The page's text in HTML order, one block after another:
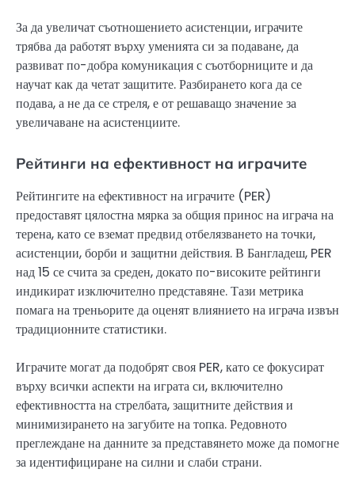
За да увеличат съотношението асистенции, играчите
трябва да работят върху уменията си за подаване, да
развиват по-добра комуникация с съотборниците и да
научат как да четат защитите. Разбирането кога да се
подава, а не да се стреля, е от решаващо значение за
увеличаване на асистенциите.
Рейтинги на ефективност на играчите
Рейтингите на ефективност на играчите (PER)
предоставят цялостна мярка за общия принос на играча на
терена, като се вземат предвид отбелязването на точки,
асистенции, борби и защитни действия. В Бангладеш, PER
над 15 се счита за среден, докато по-високите рейтинги
индикират изключително представяне. Тази метрика
помага на треньорите да оценят влиянието на играча извън
традиционните статистики.
Играчите могат да подобрят своя PER, като се фокусират
върху всички аспекти на играта си, включително
ефективността на стрелбата, защитните действия и
минимизирането на загубите на топка. Редовното
преглеждане на данните за представянето може да помогне
за идентифициране на силни и слаби страни.